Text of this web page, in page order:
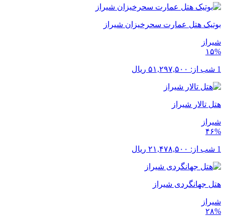
بوتیک هتل عمارت سحرخیزان شیراز
شیراز
۱۵%
1 شب از: ۵۱,۲۹۷,۵۰۰ ریال
هتل تالار شیراز
شیراز
۴۶%
1 شب از: ۲۱,۴۷۸,۵۰۰ ریال
هتل جهانگردی شیراز
شیراز
۲۸%